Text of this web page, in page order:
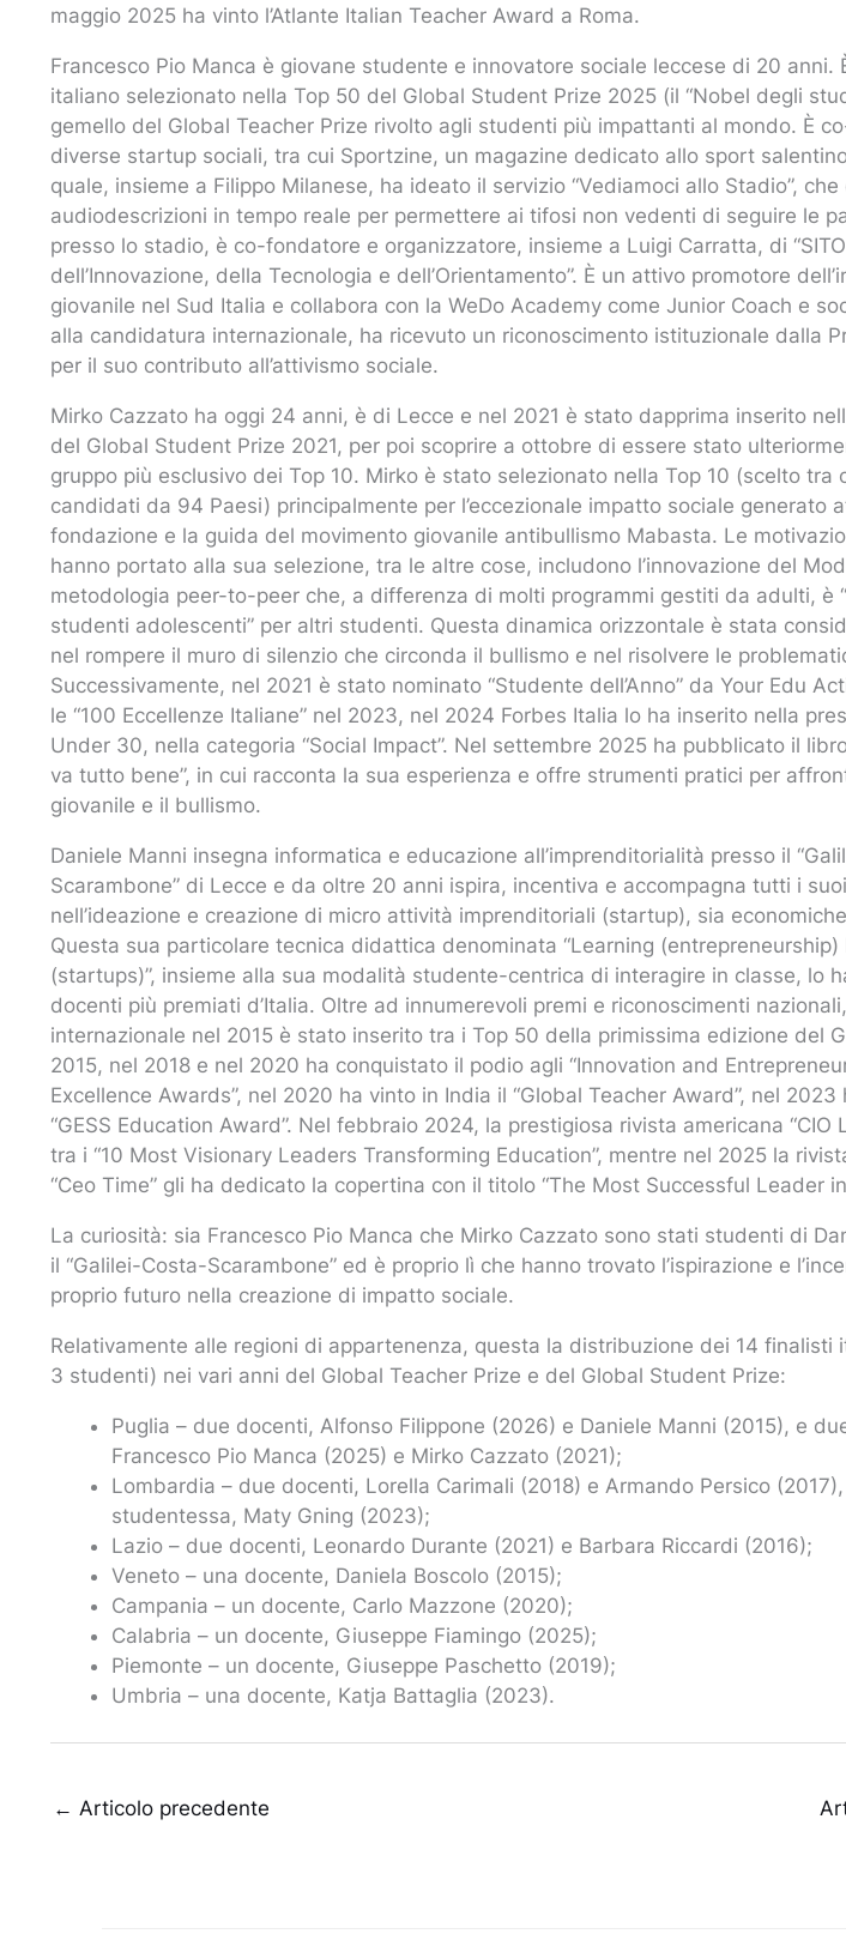
maggio 2025 ha vinto l’Atlante Italian Teacher Award a Roma.
Francesco Pio Manca è giovane studente e innovatore sociale leccese di 20 anni.
italiano selezionato nella Top 50 del Global Student Prize 2025 (il “Nobel degli
gemello del Global Teacher Prize rivolto agli studenti più impattanti al mondo. È
diverse startup sociali, tra cui Sportzine, un magazine dedicato allo sport
quale, insieme a Filippo Milanese, ha ideato il servizio “Vediamoci allo Stadio”, che
audiodescrizioni in tempo reale per permettere ai tifosi non vedenti di seguire le
presso lo stadio, è co-fondatore e organizzatore, insieme a Luigi Carratta, di
dell’Innovazione, della Tecnologia e dell’Orientamento”. È un attivo promotore
giovanile nel Sud Italia e collabora con la WeDo Academy come Junior Coach e
alla candidatura internazionale, ha ricevuto un riconoscimento istituzionale dalla
per il suo contributo all’attivismo sociale.
Mirko Cazzato ha oggi 24 anni, è di Lecce e nel 2021 è stato dapprima inserito
del Global Student Prize 2021, per poi scoprire a ottobre di essere stato
gruppo più esclusivo dei Top 10. Mirko è stato selezionato nella Top 10 (scelto tra
candidati da 94 Paesi) principalmente per l’eccezionale impatto sociale generato
fondazione e la guida del movimento giovanile antibullismo Mabasta. Le
hanno portato alla sua selezione, tra le altre cose, includono l’innovazione del
metodologia peer-to-peer che, a differenza di molti programmi gestiti da adulti, è
studenti adolescenti” per altri studenti. Questa dinamica orizzontale è stata
nel rompere il muro di silenzio che circonda il bullismo e nel risolvere le
Successivamente, nel 2021 è stato nominato “Studente dell’Anno” da Your Edu
le “100 Eccellenze Italiane” nel 2023, nel 2024 Forbes Italia lo ha inserito nella
Under 30, nella categoria “Social Impact”. Nel settembre 2025 ha pubblicato il
va tutto bene”, in cui racconta la sua esperienza e offre strumenti pratici per
giovanile e il bullismo.
Daniele Manni insegna informatica e educazione all’imprenditorialità presso il
Scarambone” di Lecce e da oltre 20 anni ispira, incentiva e accompagna tutti i
nell’ideazione e creazione di micro attività imprenditoriali (startup), sia
Questa sua particolare tecnica didattica denominata “Learning (entrepreneurship)
(startups)”, insieme alla sua modalità studente-centrica di interagire in classe, lo
docenti più premiati d’Italia. Oltre ad innumerevoli premi e riconoscimenti
internazionale nel 2015 è stato inserito tra i Top 50 della primissima edizione del
2015, nel 2018 e nel 2020 ha conquistato il podio agli “Innovation and
Excellence Awards”, nel 2020 ha vinto in India il “Global Teacher Award”, nel
“GESS Education Award”. Nel febbraio 2024, la prestigiosa rivista americana “CIO
tra i “10 Most Visionary Leaders Transforming Education”, mentre nel 2025 la
“Ceo Time” gli ha dedicato la copertina con il titolo “The Most Successful Leader
La curiosità: sia Francesco Pio Manca che Mirko Cazzato sono stati studenti di
il “Galilei-Costa-Scarambone” ed è proprio lì che hanno trovato l’ispirazione e
proprio futuro nella creazione di impatto sociale.
Relativamente alle regioni di appartenenza, questa la distribuzione dei 14 finalisti
3 studenti) nei vari anni del Global Teacher Prize e del Global Student Prize:
Puglia – due docenti, Alfonso Filippone (2026) e Daniele Manni (2015), e
Francesco Pio Manca (2025) e Mirko Cazzato (2021);
Lombardia – due docenti, Lorella Carimali (2018) e Armando Persico
studentessa, Maty Gning (2023);
Lazio – due docenti, Leonardo Durante (2021) e Barbara Riccardi (2016);
Veneto – una docente, Daniela Boscolo (2015);
Campania – un docente, Carlo Mazzone (2020);
Calabria – un docente, Giuseppe Fiamingo (2025);
Piemonte – un docente, Giuseppe Paschetto (2019);
Umbria – una docente, Katja Battaglia (2023).
← Articolo precedente